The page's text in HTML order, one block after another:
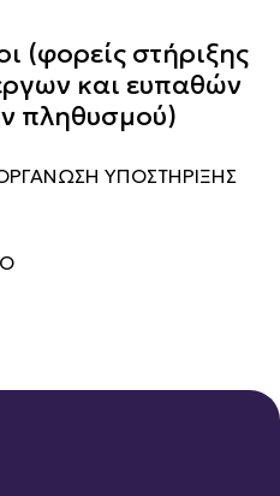
(φορείς στήριξης
και ευπαθών
πληθυσμού)
ΥΠΟΣΤΗΡΙΞΗΣ